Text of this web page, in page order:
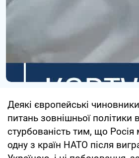
Деякі європейські
питань зовнішньої політики
стурбованість тим, що
одну з країн НАТО після